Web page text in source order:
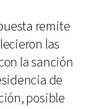
remite
las
la sanción
de
posible